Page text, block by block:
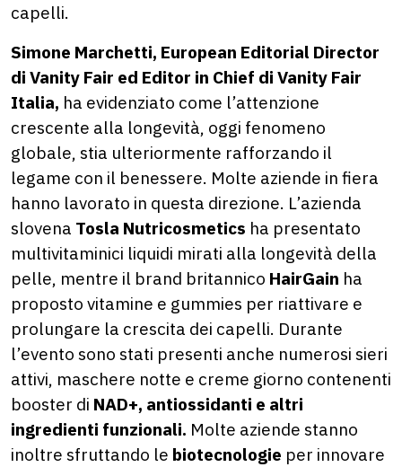
capelli.
Simone Marchetti, European Editorial Director
di Vanity Fair ed Editor in Chief di Vanity Fair
Italia, ha evidenziato come l’attenzione
crescente alla longevità, oggi fenomeno
globale, stia ulteriormente rafforzando il
legame con il benessere. Molte aziende in fiera
hanno lavorato in questa direzione. L’azienda
slovena Tosla Nutricosmetics ha presentato
multivitaminici liquidi mirati alla longevità della
pelle, mentre il brand britannico HairGain ha
proposto vitamine e gummies per riattivare e
prolungare la crescita dei capelli. Durante
l’evento sono stati presenti anche numerosi sieri
attivi, maschere notte e creme giorno contenenti
booster di NAD+, antiossidanti e altri
ingredienti funzionali. Molte aziende stanno
inoltre sfruttando le biotecnologie per innovare